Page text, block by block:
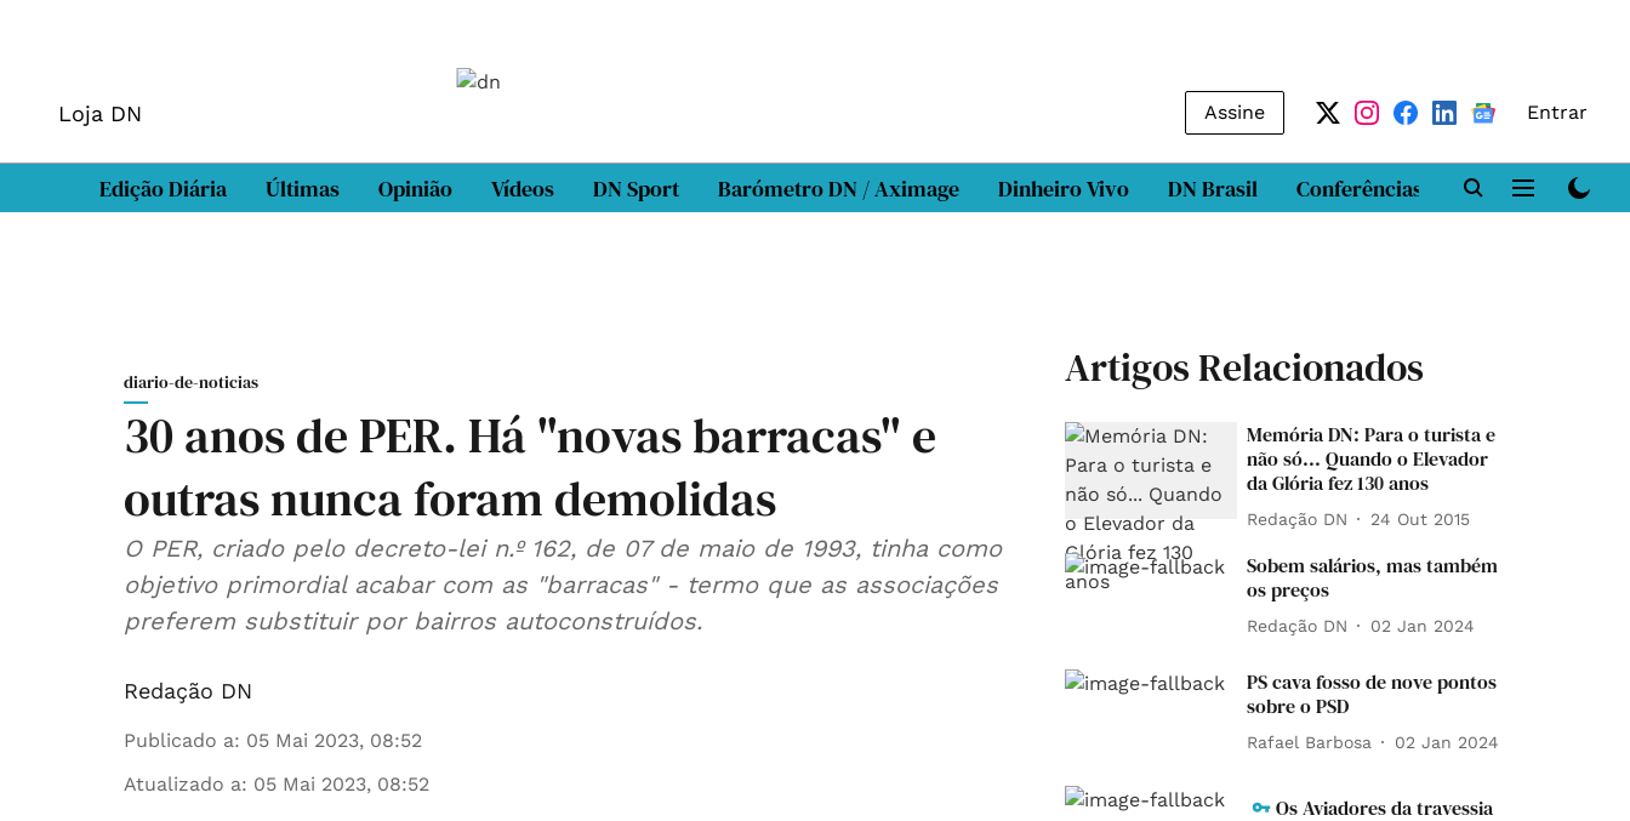
Loja DN Assine Entrar
Edição Diária Últimas Opinião Vídeos DN Sport Barómetro DN / Aximage Dinheiro Vivo DN Brasil Conferências DN LAB
diario-de-noticias
30 anos de PER. Há "novas barracas" e
outras nunca foram demolidas
O PER, criado pelo decreto-lei n.º 162, de 07 de maio de 1993, tinha como
objetivo primordial acabar com as "barracas" - termo que as associações
preferem substituir por bairros autoconstruídos.
Redação DN
Publicado a: 05 Mai 2023, 08:52
Atualizado a: 05 Mai 2023, 08:52
Artigos Relacionados
Memória DN: Para o turista e
não só... Quando o Elevador
da Glória fez 130 anos
Redação DN 24 Out 2015
Sobem salários, mas também
os preços
Redação DN 02 Jan 2024
PS cava fosso de nove pontos
sobre o PSD
Rafael Barbosa 02 Jan 2024
Os Aviadores da travessia